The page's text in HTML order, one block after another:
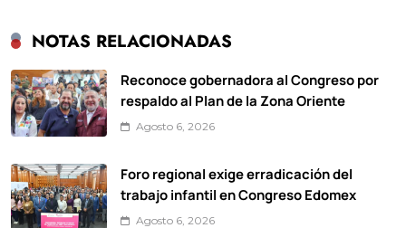
NOTAS RELACIONADAS
Reconoce gobernadora al Congreso por
respaldo al Plan de la Zona Oriente
Agosto 6, 2026
Foro regional exige erradicación del
trabajo infantil en Congreso Edomex
Agosto 6, 2026